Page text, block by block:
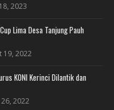
2023
Lima Desa Tanjung Pauh
19, 2022
KONI Kerinci Dilantik dan
26, 2022